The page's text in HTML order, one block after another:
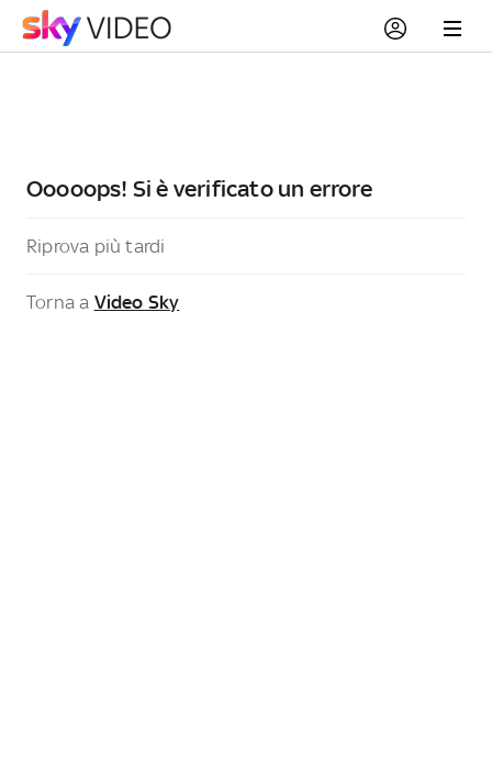
Ooooops! Si è verificato un errore
Riprova più tardi
Torna a Video Sky